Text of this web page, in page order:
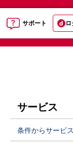
サポート
サービス
条件からサービ